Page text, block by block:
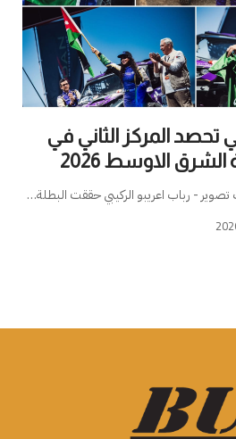
تحصد المركز الثاني في
الاوسط 2026
- رباب اعريبو الركيبي حققت البطلة…